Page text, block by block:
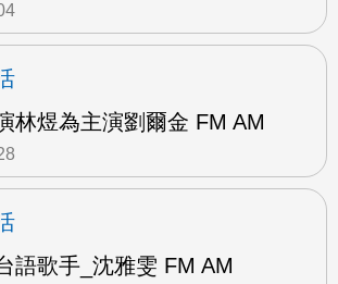
林煜為主演劉爾金 FM AM
語歌手_沈雅雯 FM AM